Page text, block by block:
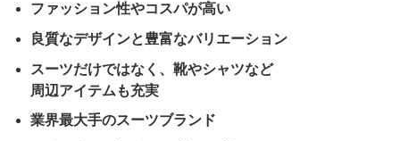
ファッション性やコスパが高い
良質なデザインと豊富なバリエーション
スーツだけではなく、靴やシャツなど
周辺アイテムも充実
業界最大手のスーツブランド